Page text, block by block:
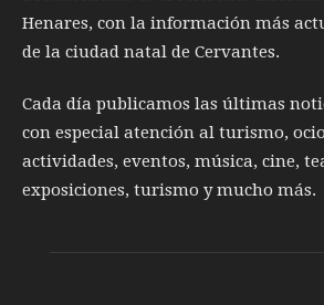
Henares, con la información más
de la ciudad natal de Cervantes.
Cada día publicamos las últimas
con especial atención al turismo,
actividades, eventos, música, cine,
exposiciones, turismo y mucho más.